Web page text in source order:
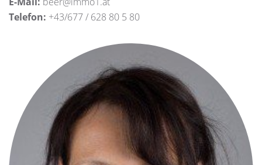
Telefon: +43/677 / 628 80 5 80